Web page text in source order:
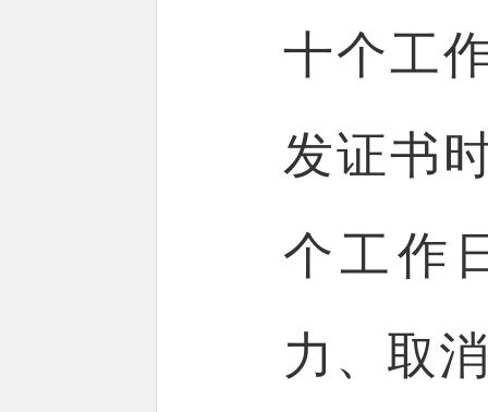
十个工
发证书
个工作
力、取